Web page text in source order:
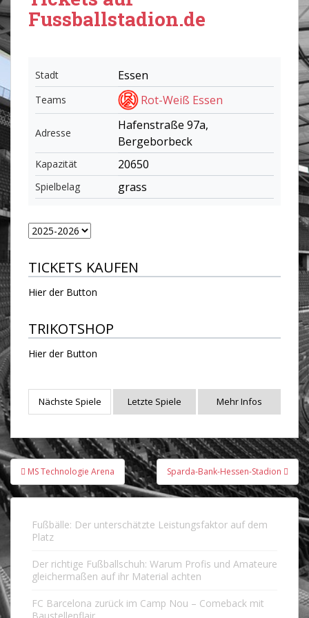
Fussballstadion.de
Stadt Essen
Teams Rot-Weiß Essen
Adresse
Hafenstraße 97a,
Bergeborbeck
Kapazität 20650
Spielbelag grass
TICKETS KAUFEN
Hier der Button
TRIKOTSHOP
Hier der Button
Nächste Spiele Letzte Spiele Mehr Infos
Beitragsnavigation
MS Technologie Arena Sparda-Bank-Hessen-Stadion
Fußbälle: Der unterschätzte Leistungsfaktor auf dem
Platz
Der richtige Fußballschuh: Warum Profis und Amateure
gleichermaßen auf ihr Material achten
FC Barcelona zurück im Camp Nou – Comeback mit
Baustellenflair